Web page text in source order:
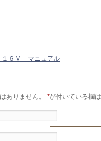
６Ｖ マニュアル
ありません。 *が付いている欄